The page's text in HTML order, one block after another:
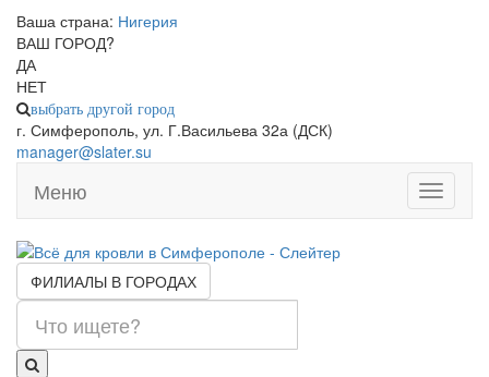
Ваша страна: Нигерия
ВАШ ГОРОД?
ДА
НЕТ
выбрать другой город
г. Симферополь, ул. Г.Васильева 32а (ДСК)
manager@slater.su
Toggle
Меню
ФИЛИАЛЫ В ГОРОДАХ